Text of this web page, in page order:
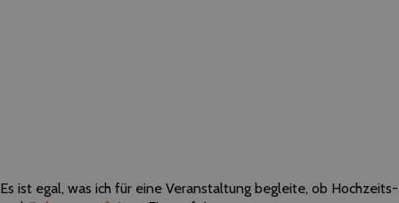
Es ist egal, was ich für eine Veranstaltung begleite, ob Hochzeits-